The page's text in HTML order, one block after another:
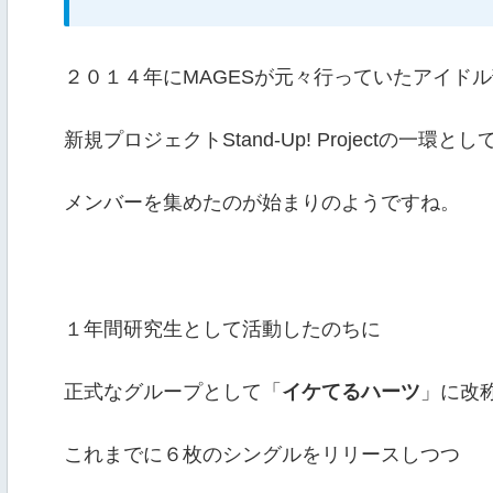
２０１４年にMAGESが元々行っていたアイド
新規プロジェクトStand-Up! Projectの一環とし
メンバーを集めたのが始まりのようですね。
１年間研究生として活動したのちに
正式なグループとして「 イケてるハーツ 」に改
これまでに６枚のシングルをリリースしつつ